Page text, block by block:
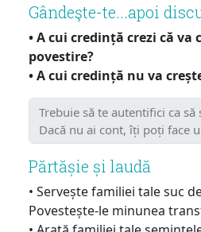
Gândeşte-te...apoi
• A cui credință crezi că va
povestire?
• A cui credință nu va
Părtășie și laudă
• Servește familiei tale suc
Povestește-le minunea